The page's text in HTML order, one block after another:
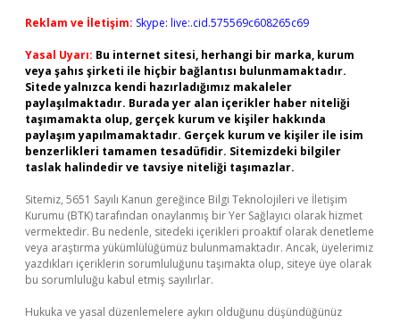
Reklam ve İletişim: Skype: live:.cid.575569c608265c69
Yasal Uyarı: Bu internet sitesi, herhangi bir marka, kurum
veya şahıs şirketi ile hiçbir bağlantısı bulunmamaktadır.
Sitede yalnızca kendi hazırladığımız makaleler
paylaşılmaktadır. Burada yer alan içerikler haber niteliği
taşımamakta olup, gerçek kurum ve kişiler hakkında
paylaşım yapılmamaktadır. Gerçek kurum ve kişiler ile isim
benzerlikleri tamamen tesadüfidir. Sitemizdeki bilgiler
taslak halindedir ve tavsiye niteliği taşımazlar.
Sitemiz, 5651 Sayılı Kanun gereğince Bilgi Teknolojileri ve İletişim
Kurumu (BTK) tarafından onaylanmış bir Yer Sağlayıcı olarak hizmet
vermektedir. Bu nedenle, sitedeki içerikleri proaktif olarak denetleme
veya araştırma yükümlülüğümüz bulunmamaktadır. Ancak, üyelerimiz
yazdıkları içeriklerin sorumluluğunu taşımakta olup, siteye üye olarak
bu sorumluluğu kabul etmiş sayılırlar.
Hukuka ve yasal düzenlemelere aykırı olduğunu düşündüğünüz